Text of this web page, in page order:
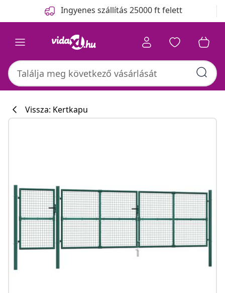
Ingyenes szállítás 25000 ft felett
Vissza: Kertkapu